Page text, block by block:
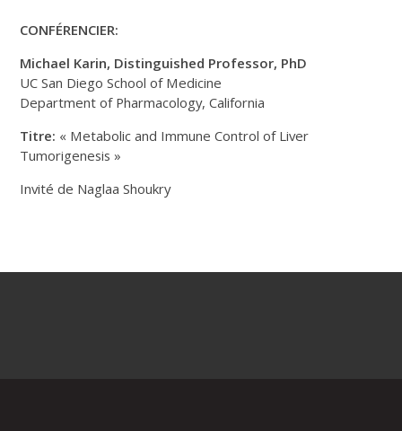
CONFÉRENCIER:
Michael Karin, Distinguished Professor, PhD
UC San Diego School of Medicine
Department of Pharmacology, California
Titre: « Metabolic and Immune Control of Liver
Tumorigenesis »
Invité de Naglaa Shoukry